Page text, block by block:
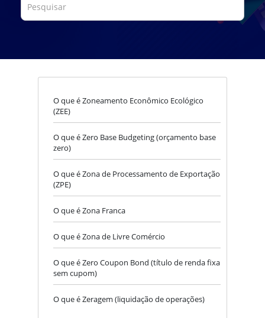
O que é Zoneamento Econômico Ecológico
(ZEE)
O que é Zero Base Budgeting (orçamento base
zero)
O que é Zona de Processamento de Exportação
(ZPE)
O que é Zona Franca
O que é Zona de Livre Comércio
O que é Zero Coupon Bond (título de renda fixa
sem cupom)
O que é Zeragem (liquidação de operações)